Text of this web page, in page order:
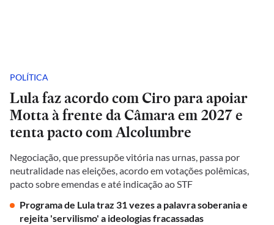
POLÍTICA
Lula faz acordo com Ciro para apoiar
Motta à frente da Câmara em 2027 e
tenta pacto com Alcolumbre
Negociação, que pressupõe vitória nas urnas, passa por
neutralidade nas eleições, acordo em votações polêmicas,
pacto sobre emendas e até indicação ao STF
Programa de Lula traz 31 vezes a palavra soberania e
rejeita 'servilismo' a ideologias fracassadas